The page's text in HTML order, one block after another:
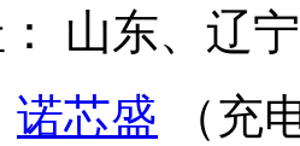
山东、辽宁
诺芯盛 （充